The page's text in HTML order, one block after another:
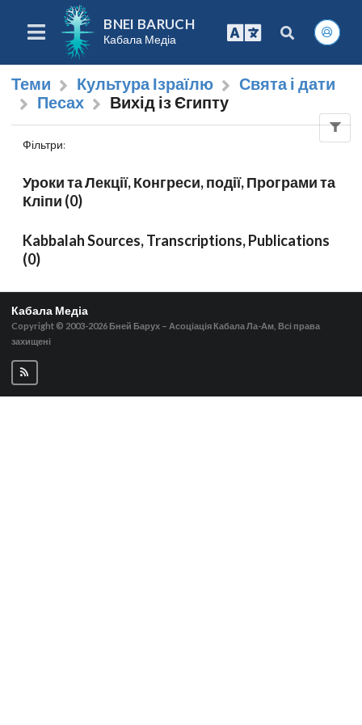
BNEI BARUCH
Кабала Медіа
Теми Культура Ізраїлю
Свята і дати
Песах
Вихід із Єгипту
Фільтри:
Уроки та Лекції, Конгреси, події, Програми та
Кліпи (0)
Kabbalah Sources, Transcriptions, Publications
(0)
Кабала Медіа
Copyright © 2003-2026 Бней Барух – Асоціація Кабала Ла-Ам, Всі права
захищені